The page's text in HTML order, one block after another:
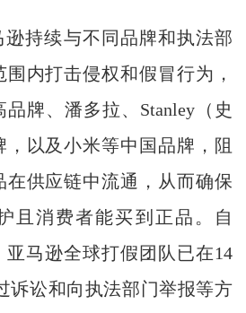
逊持续与不同品牌和执法部
内打击侵权和假冒行为，
牌、潘多拉、Stanley（史
以及小米等中国品牌，阻
在供应链中流通，从而确保
且消费者能买到正品。自
亚马逊全球打假团队已在14
诉讼和向执法部门举报等方